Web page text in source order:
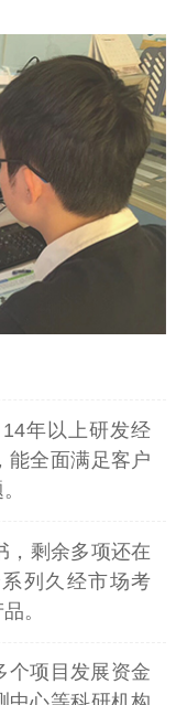
年以上研发经
能全面满足客户
，剩余多项还在
列久经市场考
。
个项目发展资金